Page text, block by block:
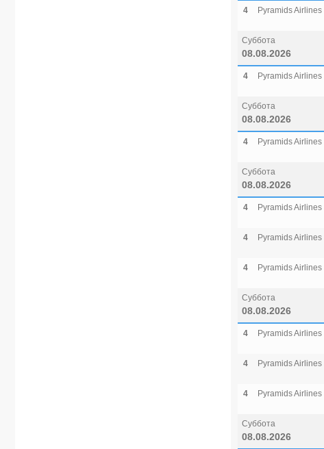
4 Pyramids Airlines
Суббота
08.08.2026
4 Pyramids Airlines
Суббота
08.08.2026
4 Pyramids Airlines
Суббота
08.08.2026
4 Pyramids Airlines
4 Pyramids Airlines
4 Pyramids Airlines
Суббота
08.08.2026
4 Pyramids Airlines
4 Pyramids Airlines
4 Pyramids Airlines
Суббота
08.08.2026